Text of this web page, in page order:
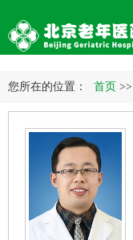
您所在的位置： 首页 >>